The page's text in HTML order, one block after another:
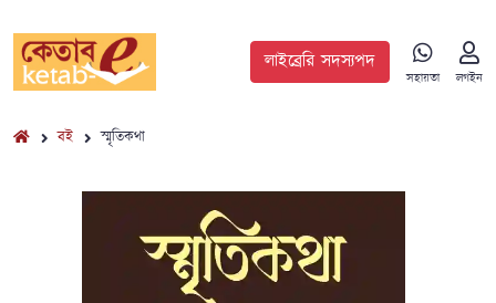
লাইব্রেরি সদস্যপদ
সহায়তা লগইন
বই স্মৃতিকথা